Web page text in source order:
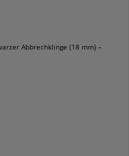
Abbrechklinge (18 mm) –